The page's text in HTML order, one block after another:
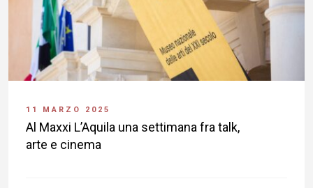
11 MARZO 2025
Al Maxxi L’Aquila una settimana fra talk,
arte e cinema